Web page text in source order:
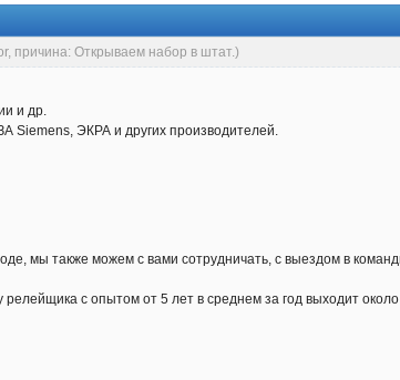
причина: Открываем набор в штат.)
и др.
Siemens, ЭКРА и других производителей.
мы также можем с вами сотрудничать, с выездом в
с опытом от 5 лет в среднем за год выходит